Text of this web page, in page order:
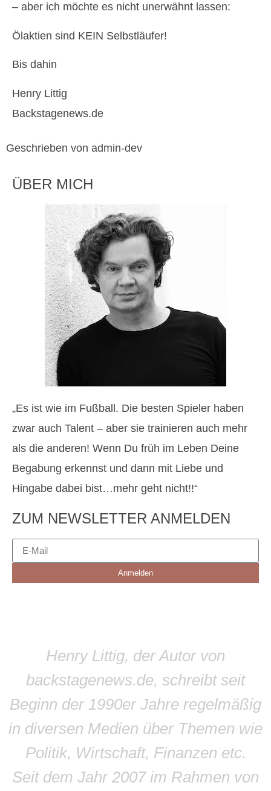
– aber ich möchte es nicht unerwähnt lassen:
Ölaktien sind KEIN Selbstläufer!
Bis dahin
Henry Littig
Backstagenews.de
Geschrieben von admin-dev
ÜBER MICH
„Es ist wie im Fußball. Die besten Spieler haben
zwar auch Talent – aber sie trainieren auch mehr
als die anderen! Wenn Du früh im Leben Deine
Begabung erkennst und dann mit Liebe und
Hingabe dabei bist…mehr geht nicht!!“
ZUM NEWSLETTER ANMELDEN
Anmelden
Henry Littig, der Autor von
backstagenews.de, schreibt seit
Beginn der 1990er Jahre regelmäßig
in diversen Medien über Themen wie
Politik, Wirtschaft, Finanzen etc.
Seit dem Jahr 2007 im Rahmen von